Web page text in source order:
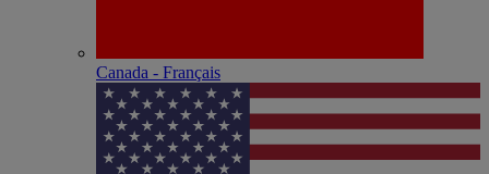
Canada - Français